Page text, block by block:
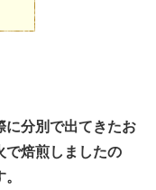
に分別で出てきたお
で焙煎しましたの